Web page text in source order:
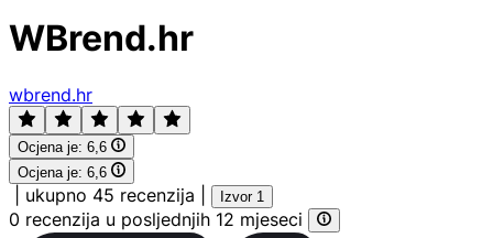
WBrend.hr
wbrend.hr
Ocjena je: 6,6
Ocjena je: 6,6
ukupno 45 recenzija Izvor 1
0 recenzija u posljednjih 12 mjeseci